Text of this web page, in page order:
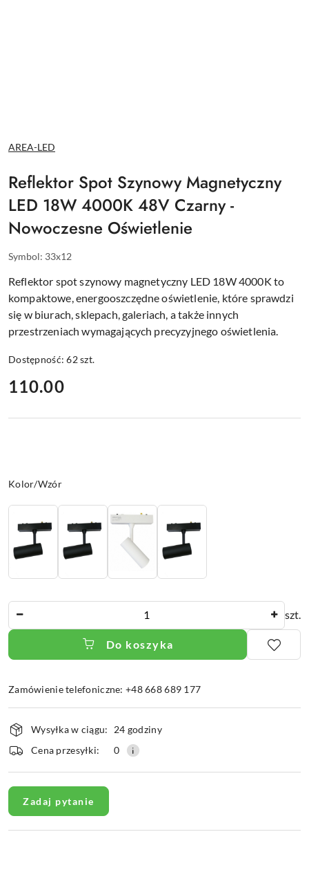
NAZWA
PRODUCENTA:
AREA-LED
Reflektor Spot Szynowy Magnetyczny
LED 18W 4000K 48V Czarny -
Nowoczesne Oświetlenie
Symbol: 33x12
Reflektor spot szynowy magnetyczny LED 18W 4000K to
kompaktowe, energooszczędne oświetlenie, które sprawdzi
się w biurach, sklepach, galeriach, a także innych
przestrzeniach wymagających precyzyjnego oświetlenia.
Dostępność:62szt.
cena:
110.00
Wariant
Kolor/Wzór
szt.
Do koszyka
Zamówienie telefoniczne: +48 668 689 177
Dostępność
i
dostawa
Wysyłka w ciągu: 24 godziny
Cena przesyłki:
0
Zadaj pytanie